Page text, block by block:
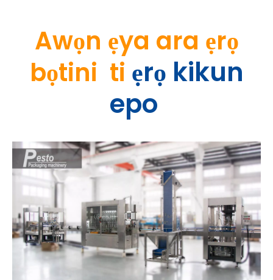
Awọn ẹya ara ẹrọ
bọtini ti ẹrọ kikun
epo